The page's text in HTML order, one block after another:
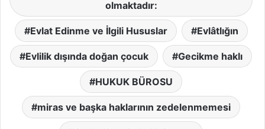
olmaktadır:
Evlat Edinme ve İlgili Hususlar Evlâtlığın
Evlilik dışında doğan çocuk Gecikme haklı
HUKUK BÜROSU
miras ve başka haklarının zedelenmemesi